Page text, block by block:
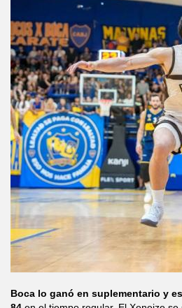
Boca lo ganó en suplementario y